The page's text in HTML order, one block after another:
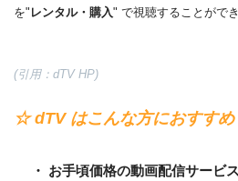
を" レンタル・購入" で視聴することができ
(引用：dTV HP)
☆ dTV はこんな方におすすめ
・ お手頃価格の動画配信サービ